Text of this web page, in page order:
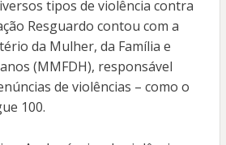
tipos de violência contra
Resguardo contou com a
da Mulher, da Família e
(MMFDH), responsável
de violências – como o
100.